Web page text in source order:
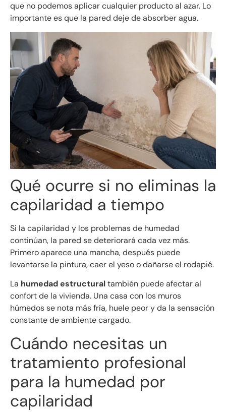
que no podemos aplicar cualquier producto al azar. Lo
importante es que la pared deje de absorber agua.
Qué ocurre si no eliminas la
capilaridad a tiempo
Si la capilaridad y los problemas de humedad
continúan, la pared se deteriorará cada vez más.
Primero aparece una mancha, después puede
levantarse la pintura, caer el yeso o dañarse el rodapié.
La humedad estructuraltambién puede afectar al
confort de la vivienda. Una casa con los muros
húmedos se nota más fría, huele peor y da la sensación
constante de ambiente cargado.
Cuándo necesitas un
tratamiento profesional
para la humedad por
capilaridad